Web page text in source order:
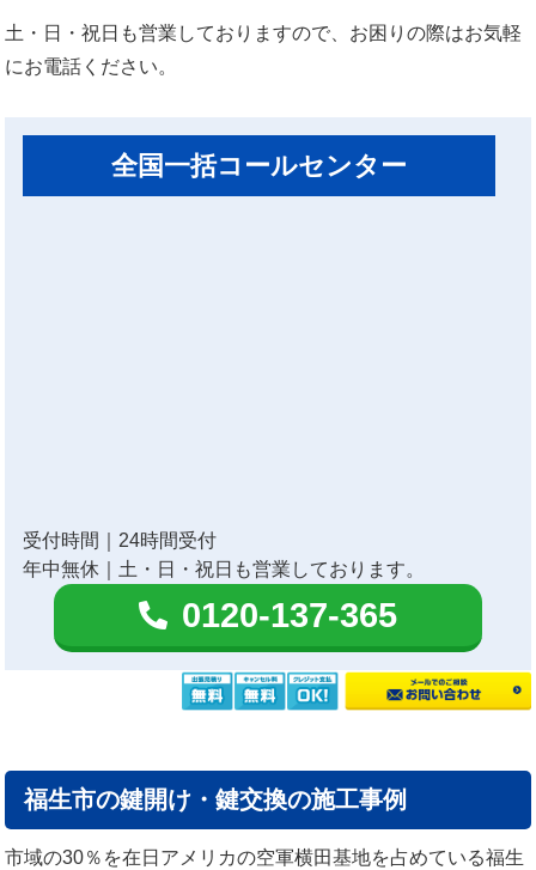
土・日・祝日も営業しておりますので、お困りの際はお気軽
にお電話ください。
全国一括コールセンター
受付時間｜24時間受付
年中無休｜土・日・祝日も営業しております。
0120-137-365
福生市の鍵開け・鍵交換の施工事例
市域の30％を在日アメリカの空軍横田基地を占めている福生